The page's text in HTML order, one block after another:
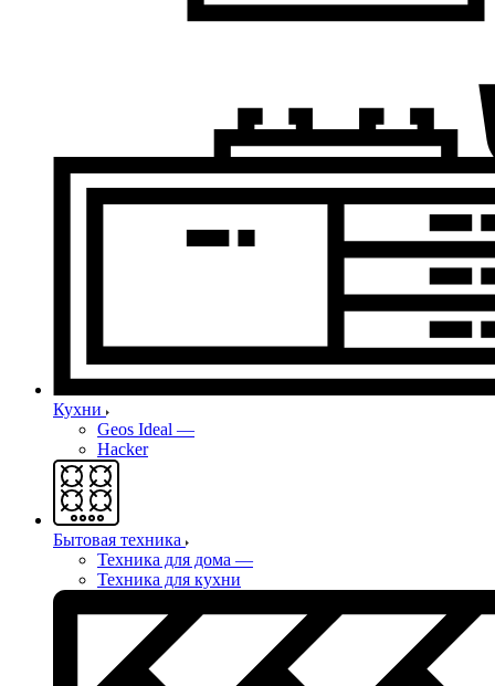
Кухни
Geos Ideal —
Hacker
Бытовая техника
Техника для дома —
Техника для кухни